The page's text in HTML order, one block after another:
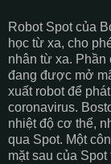
Robot Spot của
học từ xa, cho
nhân từ xa. Phần
đang được mở
xuất robot để
coronavirus.
nhiệt độ cơ thể,
qua Spot. Một
mặt sau của